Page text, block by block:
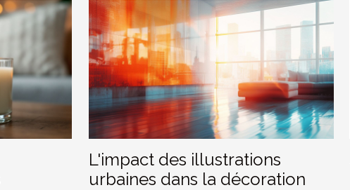
L'impact des illustrations
urbaines dans la décoration